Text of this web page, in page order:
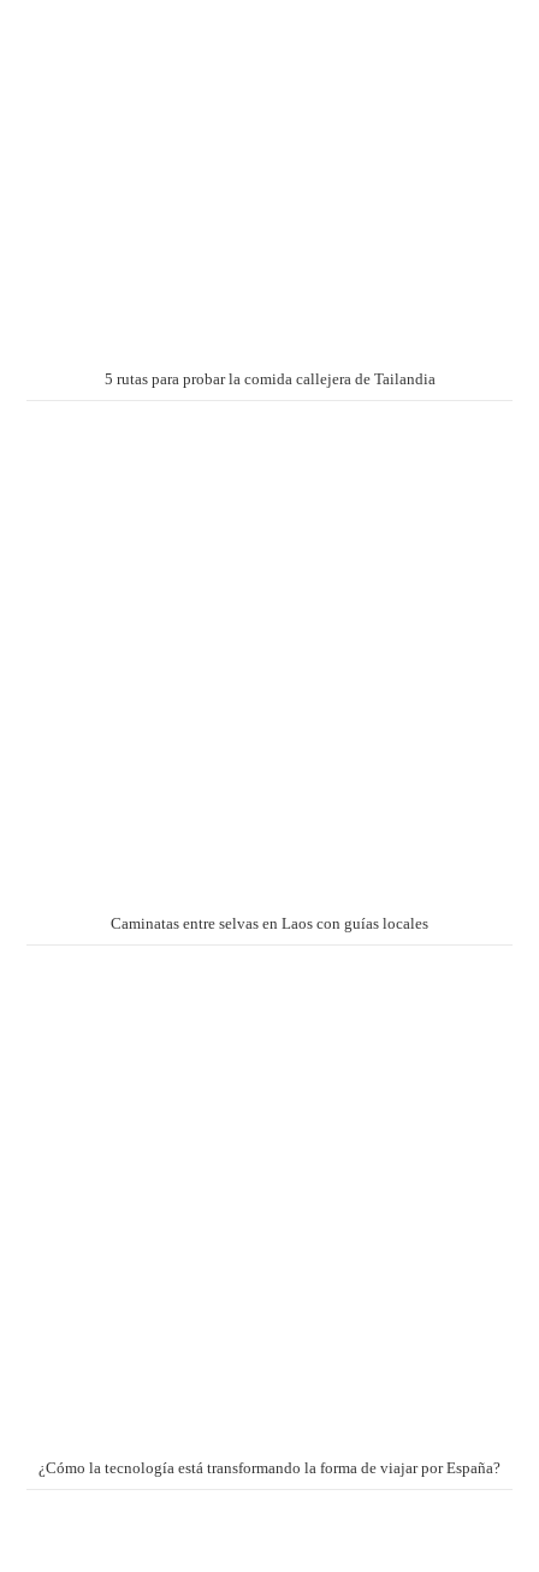
5 rutas para probar la comida callejera de Tailandia
Caminatas entre selvas en Laos con guías locales
¿Cómo la tecnología está transformando la forma de viajar por España?